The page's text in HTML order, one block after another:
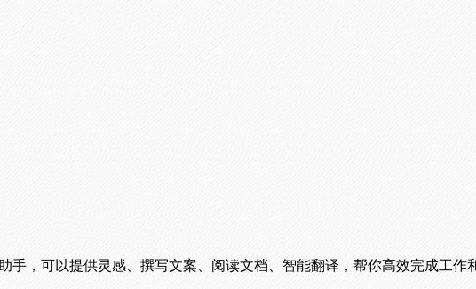
，可以提供灵感、撰写文案、阅读文档、智能翻译，帮你高效完成工作